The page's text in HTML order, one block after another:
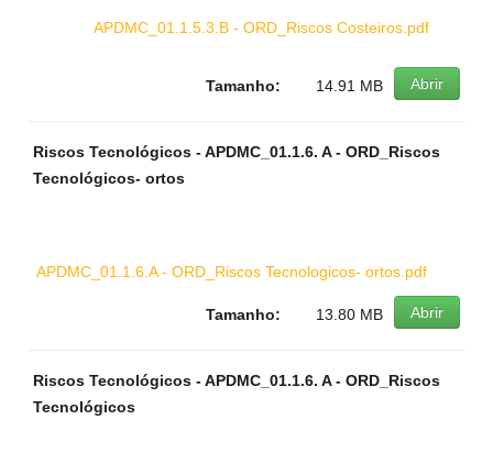
APDMC_01.1.5.3.B - ORD_Riscos Costeiros.pdf
Abrir
Tamanho: 14.91 MB
Riscos Tecnológicos - APDMC_01.1.6. A - ORD_Riscos
Tecnológicos- ortos
APDMC_01.1.6.A - ORD_Riscos Tecnologicos- ortos.pdf
Abrir
Tamanho: 13.80 MB
Riscos Tecnológicos - APDMC_01.1.6. A - ORD_Riscos
Tecnológicos